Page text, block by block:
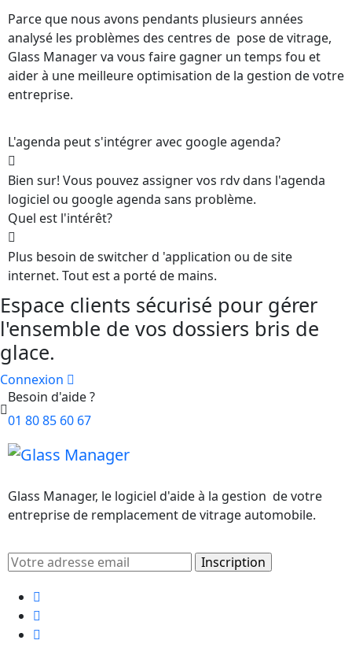
Parce que nous avons pendants plusieurs années
analysé les problèmes des centres de pose de vitrage,
Glass Manager va vous faire gagner un temps fou et
aider à une meilleure optimisation de la gestion de votre
entreprise.
L'agenda peut s'intégrer avec google agenda?
Bien sur! Vous pouvez assigner vos rdv dans l'agenda
logiciel ou google agenda sans problème.
Quel est l'intérêt?
Plus besoin de switcher d 'application ou de site
internet. Tout est a porté de mains.
Espace clients sécurisé pour gérer
l'ensemble de vos dossiers bris de
glace.
Connexion
Besoin d'aide ?
01 80 85 60 67
Glass Manager, le logiciel d'aide à la gestion de votre
entreprise de remplacement de vitrage automobile.